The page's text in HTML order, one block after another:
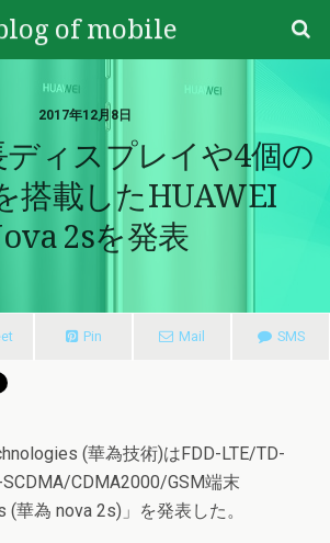
of mobile
2017年12月8日
ディスプレイや4個の
搭載したHUAWEI
2sを発表
Pin Mail SMS
(華為技術)はFDD-LTE/TD-
CDMA2000/GSM端末
(華為 nova 2s)」を発表した。